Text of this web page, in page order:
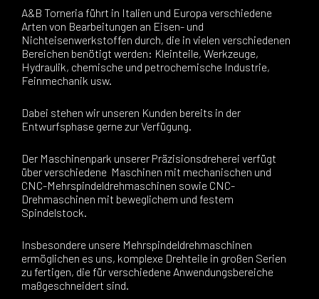
A&B Torneria führt in Italien und Europa verschiedene
Arten von Bearbeitungen an Eisen- und
Nichteisenwerkstoffen durch, die in vielen verschiedenen
Bereichen benötigt werden: Kleinteile, Werkzeuge,
Hydraulik, chemische und petrochemische Industrie,
Feinmechanik usw.
Dabei stehen wir unseren Kunden bereits in der
Entwurfsphase gerne zur Verfügung.
Der Maschinenpark unserer Präzisionsdreherei verfügt
über verschiedene Maschinen mit mechanischen und
CNC-Mehrspindeldrehmaschinen sowie CNC-
Drehmaschinen mit beweglichem und festem
Spindelstock.
Insbesondere unsere Mehrspindeldrehmaschinen
ermöglichen es uns, komplexe Drehteile in großen Serien
zu fertigen, die für verschiedene Anwendungsbereiche
maßgeschneidert sind.